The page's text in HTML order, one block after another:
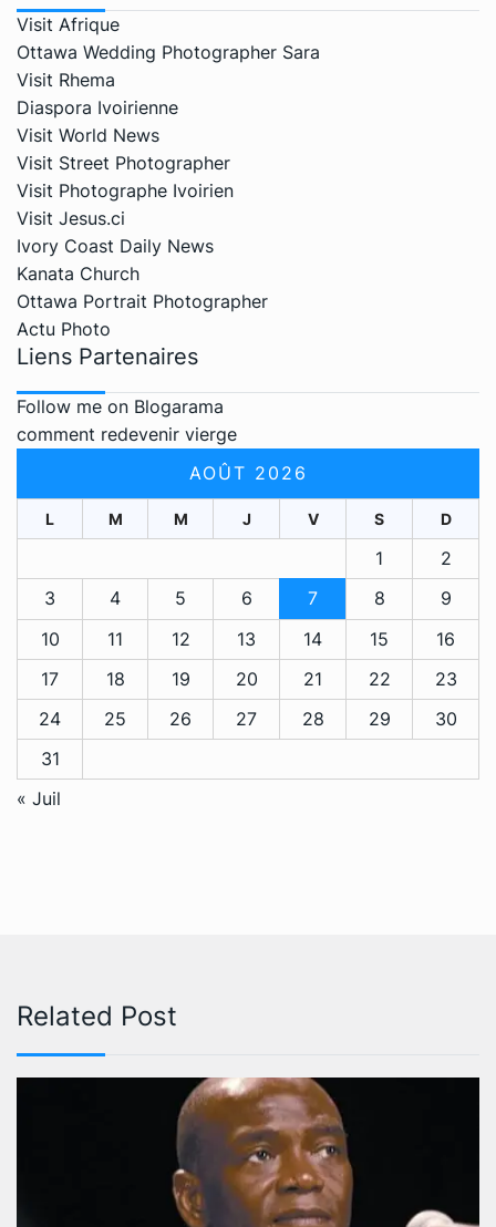
Visit Afrique
Ottawa Wedding Photographer Sara
Visit Rhema
Diaspora Ivoirienne
Visit World News
Visit Street Photographer
Visit Photographe Ivoirien
Visit Jesus.ci
Ivory Coast Daily News
Kanata Church
Ottawa Portrait Photographer
Actu Photo
Liens Partenaires
Follow me on Blogarama
comment redevenir vierge
AOÛT 2026
L M M J V S D
1
2
3
4 5 6 7 8
9
10
11 12 13 14 15
16
17
18 19 20 21 22
23
24
25 26 27 28 29
30
31
« Juil
Related Post